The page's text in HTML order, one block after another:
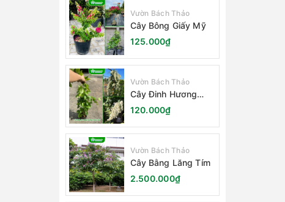
Vườn Bách Thảo
Cây Bông Giấy Mỹ
125.000₫
Vườn Bách Thảo
Cây Đinh Hương
Nhật Bản
120.000₫
Vườn Bách Thảo
Cây Bằng Lăng Tím
2.500.000₫